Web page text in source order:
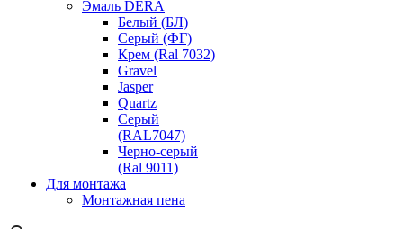
Эмаль DERA
Белый (БЛ)
Серый (ФГ)
Крем (Ral 7032)
Gravel
Jasper
Quartz
Серый
(RAL7047)
Черно-серый
(Ral 9011)
Для монтажа
Монтажная пена